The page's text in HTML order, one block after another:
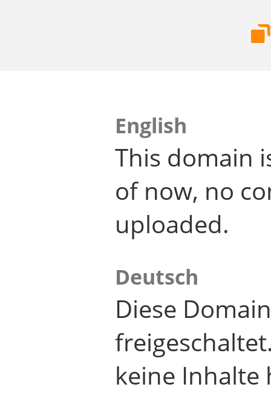
English
This domain
of now, no
uploaded.
Deutsch
Diese
keine Inhalte